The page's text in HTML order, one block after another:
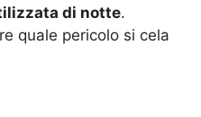
di notte.
quale pericolo si cela